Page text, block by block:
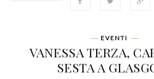
EVENTI
VANESSA TERZA,
SESTA A